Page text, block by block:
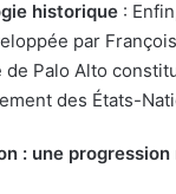
historique :
par
de Palo Alto
des États-
: une